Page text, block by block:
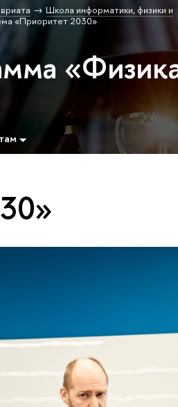
Школа информатики, физики и
«Приоритет 2030»